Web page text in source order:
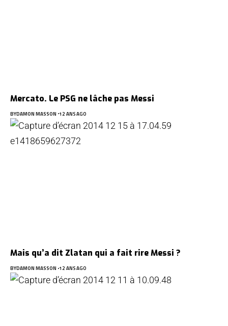
Mercato. Le PSG ne lâche pas Messi
BYDAMON MASSON 12 ANS AGO
Mais qu’a dit Zlatan qui a fait rire Messi ?
BYDAMON MASSON 12 ANS AGO